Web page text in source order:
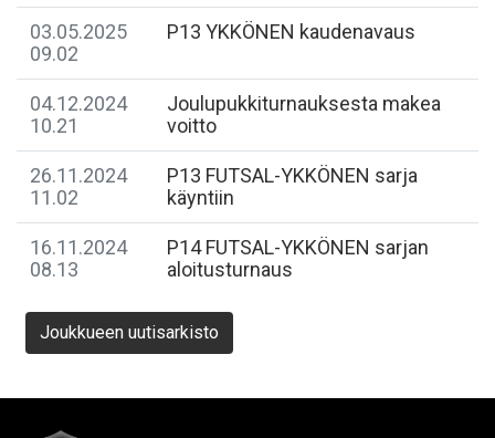
03.05.2025
09.02
P13 YKKÖNEN kaudenavaus
04.12.2024
10.21
Joulupukkiturnauksesta makea
voitto
26.11.2024
11.02
P13 FUTSAL-YKKÖNEN sarja
käyntiin
16.11.2024
08.13
P14 FUTSAL-YKKÖNEN sarjan
aloitusturnaus
Joukkueen uutisarkisto